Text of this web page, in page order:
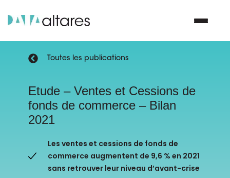
Vos enjeux
Nos solutions
Toutes les publications
Etude – Ventes et Cessions de
fonds de commerce – Bilan
2021
Les ventes et cessions de fonds de
commerce augmentent de 9,6 % en 2021
sans retrouver leur niveau d’avant-crise